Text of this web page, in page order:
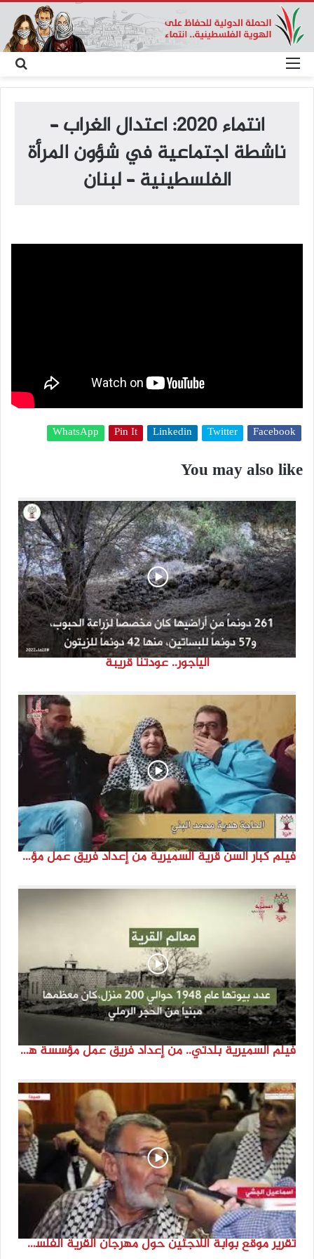
عن
انتماء 2020: اعتدال الغراب –
ناشطة اجتماعية في شؤون المرأة
الفلسطينية – لبنان
Facebook
Twitter
Linkedin
Pin It
WhatsApp
You may also like
الياجور.. عودتنا قريبة
فيلم كبار السن قرية السميرية من إعداد فريق عمل مؤسسة هوية
فيلم السميرية بلدتي.. من إعداد فريق عمل مؤسسة هوية
تقرير موقع بوابة اللاجئين حول مهرجان القرية الفلسطينية ( السميرية بلدتي)